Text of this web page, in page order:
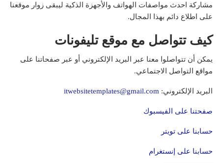
مشاركة احدث مواصفات الهواتف والأجهزة الذكية ليبقى زوار موقعنا
على اطلاع دائم بهذا المجال.
كيف تتواصل مع موقع تليفونات
يمكن أن تتواصلوا معنا عبر البريد الإلكتروني أو عبر صفحاتنا على
مواقع التواصل الاجتماعي.
البريد الإلكتروني: itwebsitetemplates@gmail.com
صفحتنا على الفيسبوك
حسابنا على تويتر
حسابنا على إنستغرام